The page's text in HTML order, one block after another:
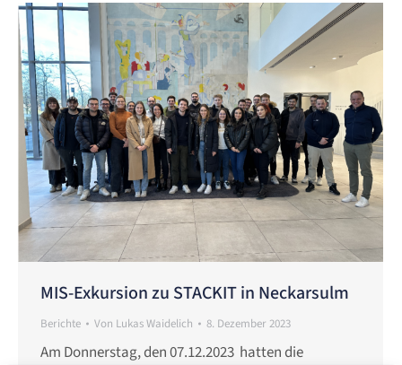
MIS-Exkursion zu STACKIT in Neckarsulm
Berichte Von Lukas Waidelich 8. Dezember 2023
Am Donnerstag, den 07.12.2023 hatten die